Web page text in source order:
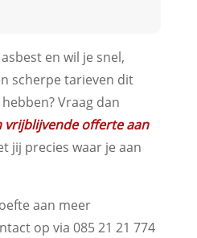
en wil je snel,
scherpe tarieven dit
Vraag dan
vrijblijvende offerte aan
jij precies waar je aan
aan meer
op via 085 21 21 774